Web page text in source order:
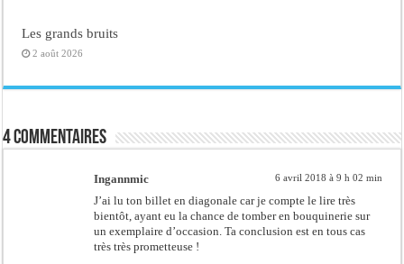
Les grands bruits
2 août 2026
4 commentaires
Ingannmic 6 avril 2018 à 9 h 02 min
J’ai lu ton billet en diagonale car je compte le lire très
bientôt, ayant eu la chance de tomber en bouquinerie sur
un exemplaire d’occasion. Ta conclusion est en tous cas
très très prometteuse !